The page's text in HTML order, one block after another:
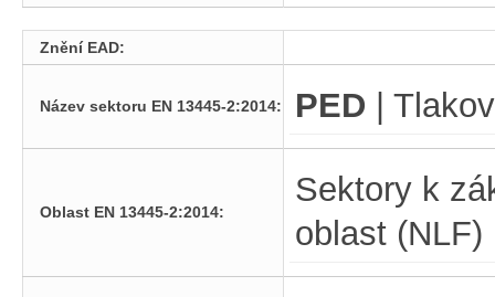
Znění EAD:
Název sektoru EN 13445-2:2014: PED |
Oblast EN 13445-2:2014:
Sektory k
oblast (NLF)